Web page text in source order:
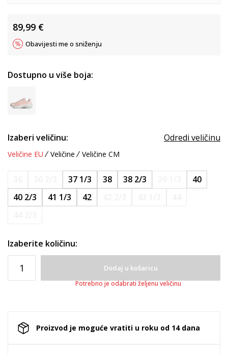
89,99 €
Obavijesti me o sniženju
Dostupno u više boja:
Izaberi veličinu: Odredi veličinu
Veličine EU Veličine Veličine CM
37 1/3 38 38 2/3
40
40 2/3
41 1/3 42
Izaberite količinu:
Dodaj u košaricu
Potrebno je odabrati željenu veličinu
Proizvod je moguće vratiti u roku od 14 dana